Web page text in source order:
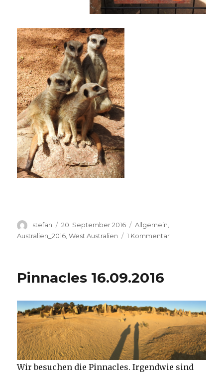
Autor
stefan
Veröffentlicht
am
20. September 2016 Kategorien
Allgemein,
Australien_2016 ,West Australien 1 Kommentarzu
Pinnacles 16.09.2016
Wir besuchen die Pinnacles. Irgendwie sind